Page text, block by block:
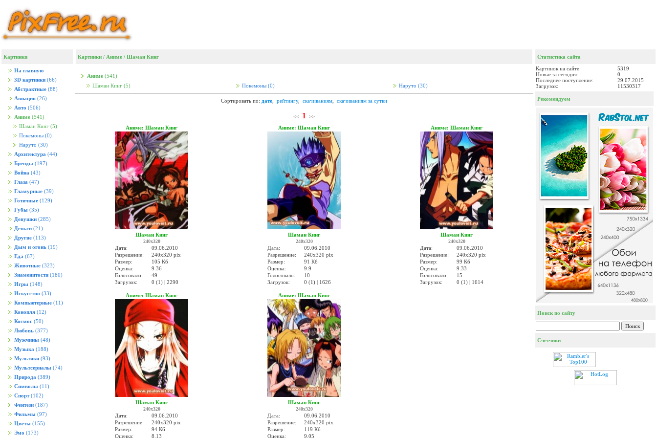
Картинки
На главную
3D картинки (66)
Абстрактные (88)
Авиация (26)
Авто (506)
Аниме (541)
Шаман Кинг (5)
Покемоны (0)
Наруто (30)
Архитектура (44)
Бренды (197)
Война (43)
Глаза (47)
Гламурные (39)
Готичные (129)
Губы (35)
Девушки (285)
Деньги (21)
Другие (113)
Дым и огонь (19)
Еда (67)
Животные (323)
Знаменитости (180)
Игры (148)
Искусство (33)
Компьютерные (11)
Конопля (12)
Космос (50)
Любовь (377)
Мужчины (48)
Музыка (188)
Мультики (93)
Мультсериалы (74)
Природа (389)
Символы (11)
Спорт (102)
Фентези (187)
Фильмы (97)
Цветы (155)
Эмо (173)
Картинки / Аниме / Шаман Кинг
Аниме (541)
Шаман Кинг (5) Покемоны (0) Наруто (30)
Сортировать по: дате рейтингу, скачиваниям скачиваниям за сутки
<< 1
>>
Аниме: Шаман Кинг
Шаман Кинг
240x320
Дата:
09.06.2010
Разрешение:
240x320 pix
Размер:
105 Кб
Оценка:
9.36
Голосовало:
49
Загрузок:
0 (1) | 2290
Аниме: Шаман Кинг
Шаман Кинг
240x320
Дата:
09.06.2010
Разрешение:
240x320 pix
Размер:
91 Кб
Оценка:
9.9
Голосовало:
10
Загрузок:
0 (1) | 1626
Аниме: Шаман Кинг
Шаман Кинг
240x320
Дата:
09.06.2010
Разрешение:
240x320 pix
Размер:
99 Кб
Оценка:
9.33
Голосовало:
15
Загрузок:
0 (1) | 1614
Аниме: Шаман Кинг
Шаман Кинг
240x320
Дата:
09.06.2010
Разрешение:
240x320 pix
Размер:
94 Кб
Оценка:
8.13
Аниме: Шаман Кинг
Шаман Кинг
240x320
Дата:
09.06.2010
Разрешение:
240x320 pix
Размер:
119 Кб
Оценка:
9.05
Статистика сайта
Картинок на сайте:
5319
Новые за сегодня:
0
Последнее поступление:
29.07.2015
Загрузок:
11530317
Рекомендуем
Поиск по сайту
Счетчики